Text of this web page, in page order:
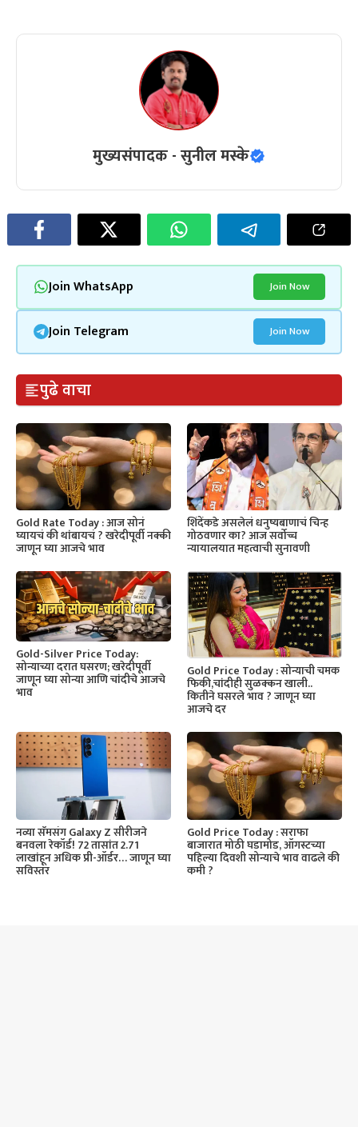
मुख्यसंपादक - सुनील मस्के
Join WhatsApp Join Now
Join Telegram Join Now
पुढे वाचा
Gold Rate Today : आज सोनं
घ्यायचं की थांबायचं ? खरेदीपूर्वी नक्की
जाणून घ्या आजचे भाव
शिंदेंकडे असलेलं धनुष्यबाणाचं चिन्ह
गोठवणार का? आज सर्वोच्च
न्यायालयात महत्वाची सुनावणी
Gold-Silver Price Today:
सोन्याच्या दरात घसरण; खरेदीपूर्वी
जाणून घ्या सोन्या आणि चांदीचे आजचे
भाव
Gold Price Today : सोन्याची चमक
फिकी,चांदीही सुळक्कन खाली..
कितीने घसरले भाव ? जाणून घ्या
आजचे दर
नव्या सॅमसंग Galaxy Z सीरीजने
बनवला रेकॉर्ड! 72 तासांत 2.71
लाखांहून अधिक प्री-ऑर्डर… जाणून घ्या
सविस्तर
Gold Price Today : सराफा
बाजारात मोठी घडामोड, ऑगस्टच्या
पहिल्या दिवशी सोन्याचे भाव वाढले की
कमी ?